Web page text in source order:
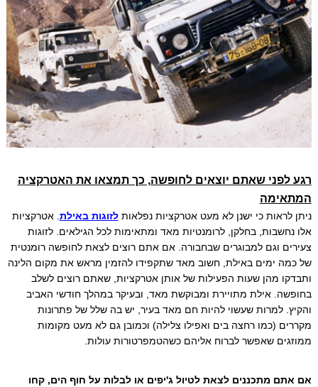
רגע לפני שאתם יוצאים לחופשה, כך תמצאו את האטרקציה
המתאימה
ניתן לראות כי ישנן לא מעט אטרקציות נפלאותלזוגות באילת. אטרקציות
אלו נחשבות, בחלקן, לרומנטיות מאד ומתאימות לכל הגילאים. לזוגות
צעירים וגם למבוגרים שבחבורה. אם אתם רוצים לצאת לחופשה רומנטית
של כמה ימים באילת, חשוב מאד שתקפידו להזמין מראש את מקום הלינה
ותבדקו מהן שעות הפעילות של אותן אטרקציות, שאתם רוצים לשלב
בחופשה. אילת מתויירת ומבוקשת מאד, ובעיקר במהלך חודשי האביב
והקיץ. למרות שעשוי להיות חם מאד בעיר, יש בה שלל של פתרונות
מקררים (כמו רחצה בים ואפילו צלילה) וכמובן גם לא מעט מקומות
ממוזגים שאפשר לברוח אליהם כשהטמפרטורות עולות.
אם אתם מתכננים לצאת לטיול ג'יפים או לבלות על חוף הים, קחו